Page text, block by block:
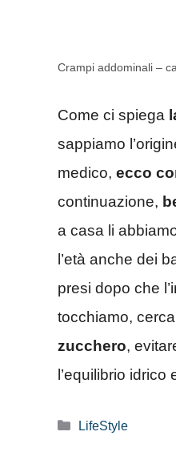
Crampi addominali –
Come ci spiega
sappiamo
medico, ecco
continuazione,
a casa li
l’età anche dei
presi dopo che
tocchiamo,
zucchero,
l’equilibrio idrico
Categorie
LifeStyle